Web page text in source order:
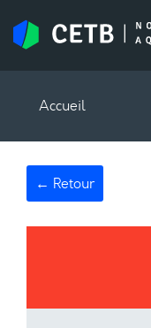
Accueil
← Retour